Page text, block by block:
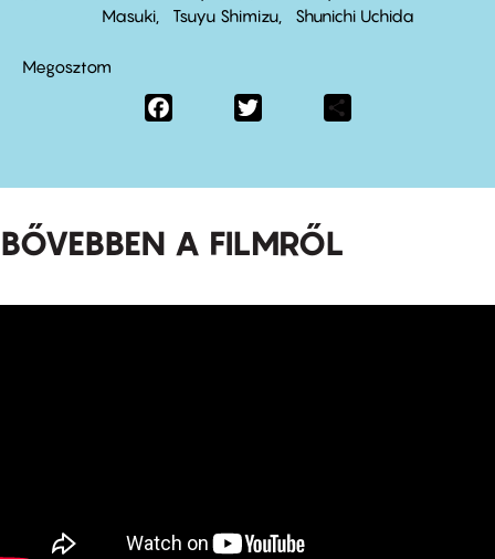
Masuki
Tsuyu Shimizu Shunichi Uchida
Megosztom
Facebook
BŐVEBBEN A FILMRŐL